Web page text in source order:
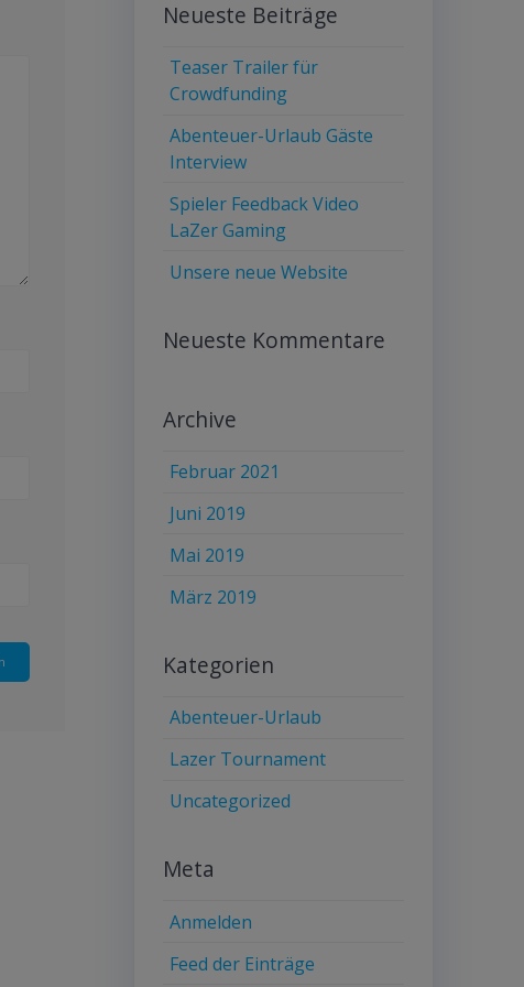
Neueste Beiträge
Teaser Trailer für
Crowdfunding
Abenteuer-Urlaub Gäste
Interview
Spieler Feedback Video
LaZer Gaming
Unsere neue Website
Neueste Kommentare
Archive
Februar 2021
Juni 2019
Mai 2019
März 2019
Kategorien
Abenteuer-Urlaub
Lazer Tournament
Uncategorized
Meta
Anmelden
Feed der Einträge